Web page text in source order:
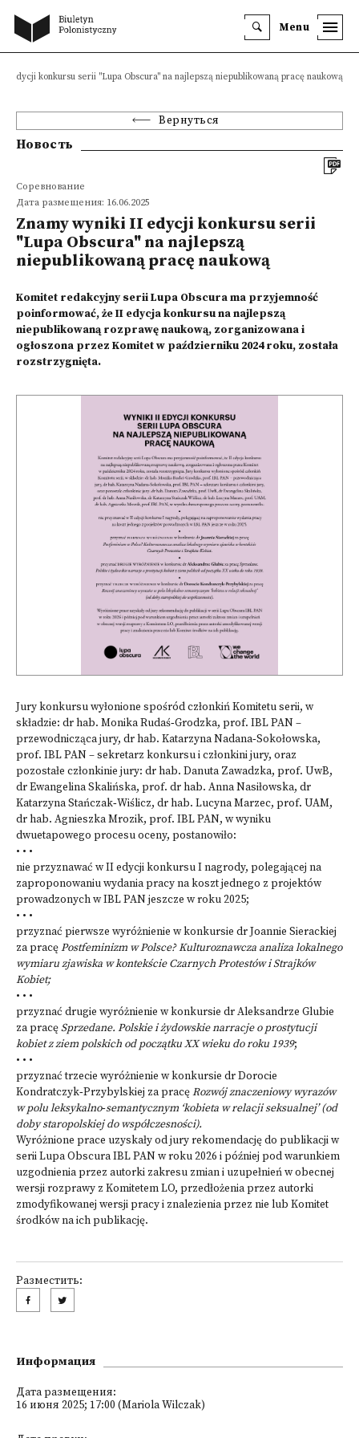
Menu
edycji konkursu serii "Lupa Obscura" na najlepszą niepublikowaną pracę naukową
Вернуться
Новость
Соревнование
Дата размещения: 16.06.2025
Znamy wyniki II edycji konkursu serii
"Lupa Obscura" na najlepszą
niepublikowaną pracę naukową
Komitet redakcyjny serii Lupa Obscura ma przyjemność
poinformować, że II edycja konkursu na najlepszą
niepublikowaną rozprawę naukową, zorganizowana i
ogłoszona przez Komitet w październiku 2024 roku, została
rozstrzygnięta.
Jury konkursu wyłonione spośród członkiń Komitetu serii, w
składzie: dr hab. Monika Rudaś‑Grodzka, prof. IBL PAN –
przewodnicząca jury, dr hab. Katarzyna Nadana‑Sokołowska,
prof. IBL PAN – sekretarz konkursu i członkini jury, oraz
pozostałe członkinie jury: dr hab. Danuta Zawadzka, prof. UwB,
dr Ewangelina Skalińska, prof. dr hab. Anna Nasiłowska, dr
Katarzyna Stańczak‑Wiślicz, dr hab. Lucyna Marzec, prof. UAM,
dr hab. Agnieszka Mrozik, prof. IBL PAN, w wyniku
dwuetapowego procesu oceny, postanowiło:
• • •
nie przyznawać w II edycji konkursu I nagrody, polegającej na
zaproponowaniu wydania pracy na koszt jednego z projektów
prowadzonych w IBL PAN jeszcze w roku 2025;
• • •
przyznać pierwsze wyróżnienie w konkursie dr Joannie Sierackiej
za pracęPostfeminizm w Polsce? Kulturoznawcza analiza lokalnego
wymiaru zjawiska w kontekście Czarnych Protestów i Strajków
Kobiet;
• • •
przyznać drugie wyróżnienie w konkursie dr Aleksandrze Glubie
za pracęSprzedane. Polskie i żydowskie narracje o prostytucji
kobiet z ziem polskich od początku XX wieku do roku 1939;
• • •
przyznać trzecie wyróżnienie w konkursie dr Dorocie
Kondratczyk‑Przybylskiej za pracęRozwój znaczeniowy wyrazów
w polu leksykalno‑semantycznym ‘kobieta w relacji seksualnej’ (od
doby staropolskiej do współczesności).
Wyróżnione prace uzyskały od jury rekomendację do publikacji w
serii Lupa Obscura IBL PAN w roku 2026 i później pod warunkiem
uzgodnienia przez autorki zakresu zmian i uzupełnień w obecnej
wersji rozprawy z Komitetem LO, przedłożenia przez autorki
zmodyfikowanej wersji pracy i znalezienia przez nie lub Komitet
środków na ich publikację.
Разместить:
Информация
Дата размещения:
16 июня 2025; 17:00 (Mariola Wilczak)